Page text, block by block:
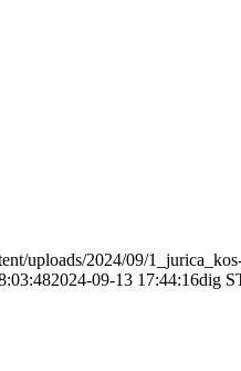
uploads/2024/09/
2024-09-13 17:44:16dig